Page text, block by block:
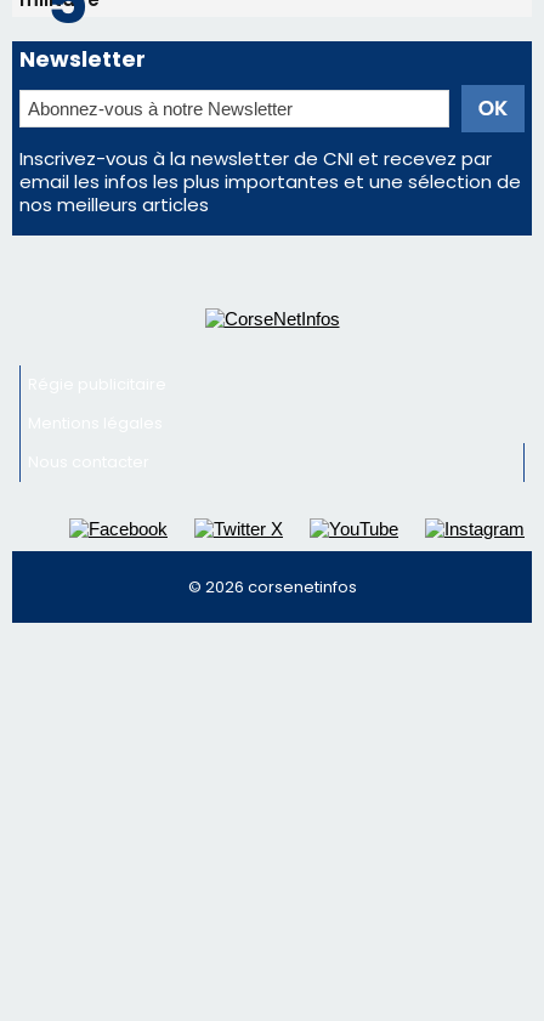
Régie publicitaire
Mentions légales
Nous contacter